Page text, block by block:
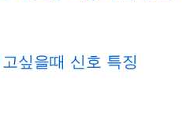
싶을때 신호 특징